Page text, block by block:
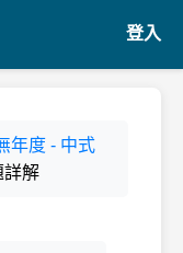
登入
年度 - 中式
詳解